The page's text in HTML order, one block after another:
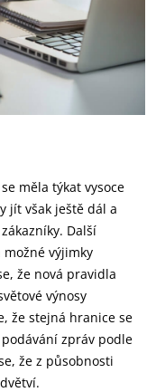
měla týkat vysoce
jít však ještě dál a
Další
výjimky
že nová pravidla
výnosy
že stejná hranice se
zpráv podle
že z působnosti